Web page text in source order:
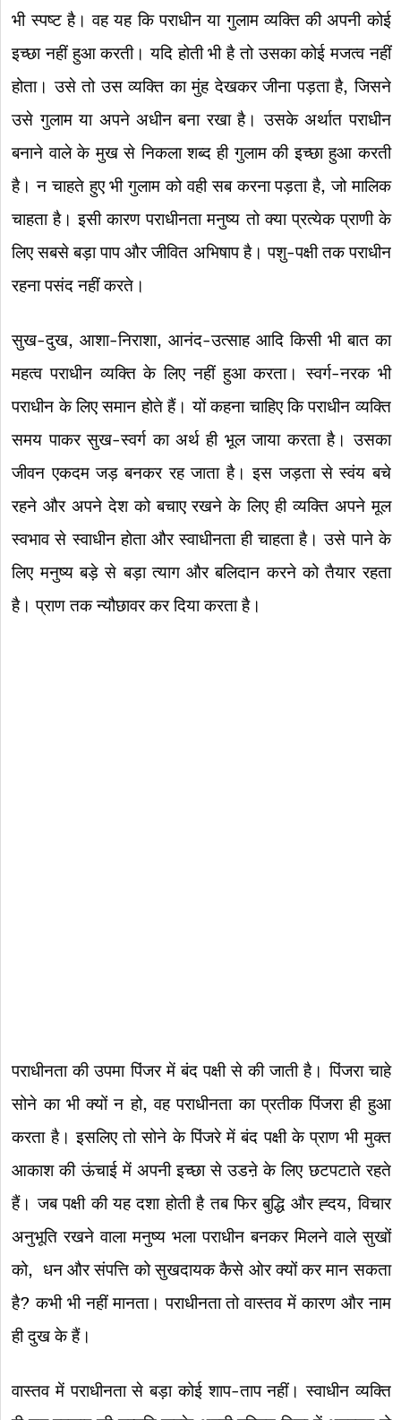
भी स्पष्ट है। वह यह कि पराधीन या गुलाम व्यक्ति की अपनी कोई
इच्छा नहीं हुआ करती। यदि होती भी है तो उसका कोई मजत्व नहीं
होता। उसे तो उस व्यक्ति का मुंह देखकर जीना पड़ता है, जिसने
उसे गुलाम या अपने अधीन बना रखा है। उसके अर्थात पराधीन
बनाने वाले के मुख से निकला शब्द ही गुलाम की इच्छा हुआ करती
है। न चाहते हुए भी गुलाम को वही सब करना पड़ता है, जो मालिक
चाहता है। इसी कारण पराधीनता मनुष्य तो क्या प्रत्येक प्राणी के
लिए सबसे बड़ा पाप और जीवित अभिषाप है। पशु-पक्षी तक पराधीन
रहना पसंद नहीं करते।
सुख-दुख, आशा-निराशा, आनंद-उत्साह आदि किसी भी बात का
महत्व पराधीन व्यक्ति के लिए नहीं हुआ करता। स्वर्ग-नरक भी
पराधीन के लिए समान होते हैं। यों कहना चाहिए कि पराधीन व्यक्ति
समय पाकर सुख-स्वर्ग का अर्थ ही भूल जाया करता है। उसका
जीवन एकदम जड़ बनकर रह जाता है। इस जड़ता से स्वंय बचे
रहने और अपने देश को बचाए रखने के लिए ही व्यक्ति अपने मूल
स्वभाव से स्वाधीन होता और स्वाधीनता ही चाहता है। उसे पाने के
लिए मनुष्य बड़े से बड़ा त्याग और बलिदान करने को तैयार रहता
है। प्राण तक न्यौछावर कर दिया करता है।
पराधीनता की उपमा पिंजर में बंद पक्षी से की जाती है। पिंजरा चाहे
सोने का भी क्यों न हो, वह पराधीनता का प्रतीक पिंजरा ही हुआ
करता है। इसलिए तो सोने के पिंजरे में बंद पक्षी के प्राण भी मुक्त
आकाश की ऊंचाई में अपनी इच्छा से उडऩे के लिए छटपटाते रहते
हैं। जब पक्षी की यह दशा होती है तब फिर बुद्धि और ह्दय, विचार
अनुभूति रखने वाला मनुष्य भला पराधीन बनकर मिलने वाले सुखों
को, धन और संपत्ति को सुखदायक कैसे ओर क्यों कर मान सकता
है? कभी भी नहीं मानता। पराधीनता तो वास्तव में कारण और नाम
ही दुख के हैं।
वास्तव में पराधीनता से बड़ा कोई शाप-ताप नहीं। स्वाधीन व्यक्ति